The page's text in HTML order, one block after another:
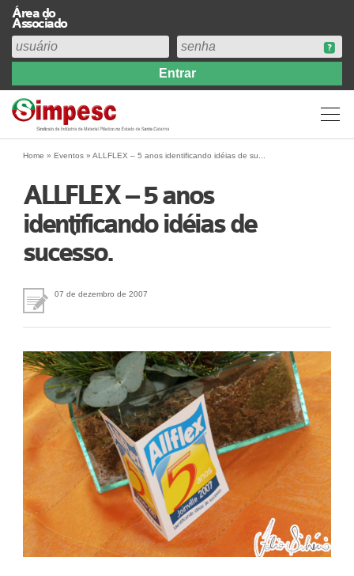
Área do
Associado
Institucional
Perfil
Diretoria
Abrangência
Contribuição Sindical 2026
Central de Comunicação
Links
Fale Conosco
NOSSAS ASSOCIADAS
SEJA UM ASSOCIADO
VAGAS
Home » Eventos » ALLFLEX – 5 anos identificando idéias de su...
ALLFLEX – 5 anos
identificando idéias de
sucesso.
07 de dezembro de 2007